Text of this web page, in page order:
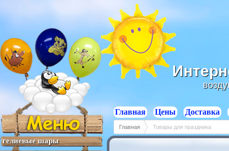
Главная Цены Доставка
Главная Товары для праздника
Отзывы
Отзывы
Отзывы
Отзывы
гелиевые шары